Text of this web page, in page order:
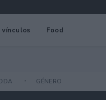
vínculos Food
GÉNERO